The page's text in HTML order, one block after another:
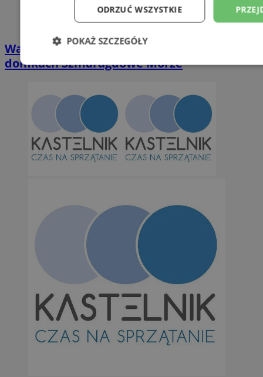
Wakacyjny wypoczynek nad Bałtykiem w
domkach Szmaragdowe Morze
ODRZUĆ WSZYSTKIE
POKAŻ SZCZEGÓŁY
Niezbędne Wydajność
Niesklasyfikowane
Niezbędne pliki cookie umożliwiają korzystanie z podstawowych
takich jak logowanie użytkownika i zarządzanie kontem. Bez
można prawidłowo korzystać ze strony internetowej.
orzesze.com.pl
QeSessID orzesze.com.pl
orzesze.com.pl